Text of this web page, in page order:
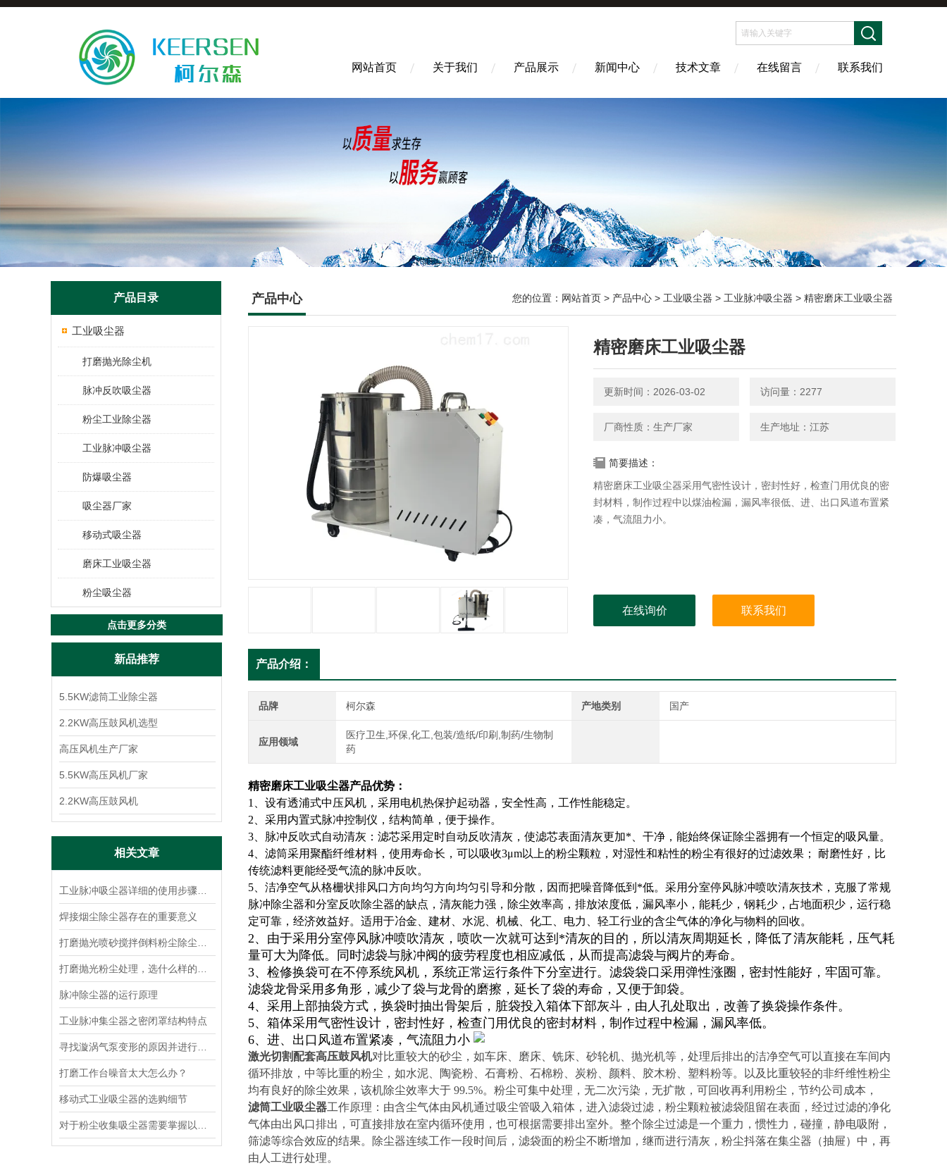
网站首页 关于我们 产品展示 新闻中心 技术文章 在线留言 联系我们
产品目录
工业吸尘器
打磨抛光除尘机
脉冲反吹吸尘器
粉尘工业除尘器
工业脉冲吸尘器
防爆吸尘器
吸尘器厂家
移动式吸尘器
磨床工业吸尘器
粉尘吸尘器
点击更多分类
新品推荐
5.5KW滤筒工业除尘器
2.2KW高压鼓风机选型
高压风机生产厂家
5.5KW高压风机厂家
2.2KW高压鼓风机
相关文章
焊接烟尘除尘器存在的重要意义
脉冲除尘器的运行原理
工业脉冲集尘器之密闭罩结构特点
打磨工作台噪音太大怎么办？
移动式工业吸尘器的选购细节
产品中心 您的位置： 网站首页 > 产品中心 > 工业吸尘器 > 工业脉冲吸尘器 > 精密磨床工业吸尘器
精密磨床工业吸尘器
更新时间：2026-03-02 访问量：2277
厂商性质：生产厂家 生产地址：江苏
简要描述：
精密磨床工业吸尘器采用气密性设计，密封性好，检查门用优良的密
封材料，制作过程中以煤油检漏，漏风率很低、进、出口风道布置紧
凑，气流阻力小。
在线询价 联系我们
产品介绍：
品牌 柯尔森 产地类别 国产
应用领域
医疗卫生,环保,化工,包装/造纸/印刷,制药/生物制
药
精密磨床工业吸尘器产品优势：
1、设有透浦式中压风机，采用电机热保护起动器，安全性高，工作性能稳定。
2、采用内置式脉冲控制仪，结构简单，便于操作。
3、脉冲反吹式自动清灰：滤芯采用定时自动反吹清灰，使滤芯表面清灰更加*、干净，能始终保证除尘器拥有一个恒定的吸风量。
4、滤筒采用聚酯纤维材料，使用寿命长，可以吸收3μm以上的粉尘颗粒，对湿性和粘性的粉尘有很好的过滤效果； 耐磨性好，比
传统滤料更能经受气流的脉冲反吹。
5、洁净空气从格栅状排风口方向均匀方向均匀引导和分散，因而把噪音降低到*低。 采用分室停风脉冲喷吹清灰技术，克服了常规
脉冲除尘器和分室反吹除尘器的缺点，清灰能力强，除尘效率高，排放浓度低，漏风率小，能耗少，钢耗少，占地面积少，运行稳
定可靠，经济效益好。适用于冶金、建材、水泥、机械、化工、电力、轻工行业的含尘气体的净化与物料的回收。
2、由于采用分室停风脉冲喷吹清灰，喷吹一次就可达到*清灰的目的，所以清灰周期延长，降低了清灰能耗，压气耗
量可大为降低。同时滤袋与脉冲阀的疲劳程度也相应减低，从而提高滤袋与阀片的寿命。
3、检修换袋可在不停系统风机，系统正常运行条件下分室进行。滤袋袋口采用弹性涨圈，密封性能好，牢固可靠。
滤袋龙骨采用多角形，减少了袋与龙骨的磨擦，延长了袋的寿命，又便于卸袋。
4、采用上部抽袋方式，换袋时抽出骨架后，脏袋投入箱体下部灰斗，由人孔处取出，改善了换袋操作条件。
5、箱体采用气密性设计，密封性好，检查门用优良的密封材料，制作过程中检漏，漏风率低。
6、进、出口风道布置紧凑，气流阻力小
激光切割配套高压鼓风机对比重较大的砂尘，如车床、磨床、铣床、砂轮机、抛光机等，处理后排出的洁净空气可以直接在车间内
循环排放，中等比重的粉尘，如水泥、陶瓷粉、石膏粉、石棉粉、炭粉、颜料、胶木粉、塑料粉等。以及比重较轻的非纤维性粉尘
均有良好的除尘效果，该机除尘效率大于 99.5%。粉尘可集中处理，无二次污染，无扩散，可回收再利用粉尘，节约公司成本，
滤筒工业吸尘器工作原理：由含尘气体由风机通过吸尘管吸入箱体，进入滤袋过滤，粉尘颗粒被滤袋阻留在表面，经过过滤的净化
气体由出风口排出，可直接排放在室内循环使用，也可根据需要排出室外。整个除尘过滤是一个重力，惯性力，碰撞，静电吸附，
筛滤等综合效应的结果。除尘器连续工作一段时间后，滤袋面的粉尘不断增加，继而进行清灰，粉尘抖落在集尘器（抽屉）中，再
由人工进行处理。